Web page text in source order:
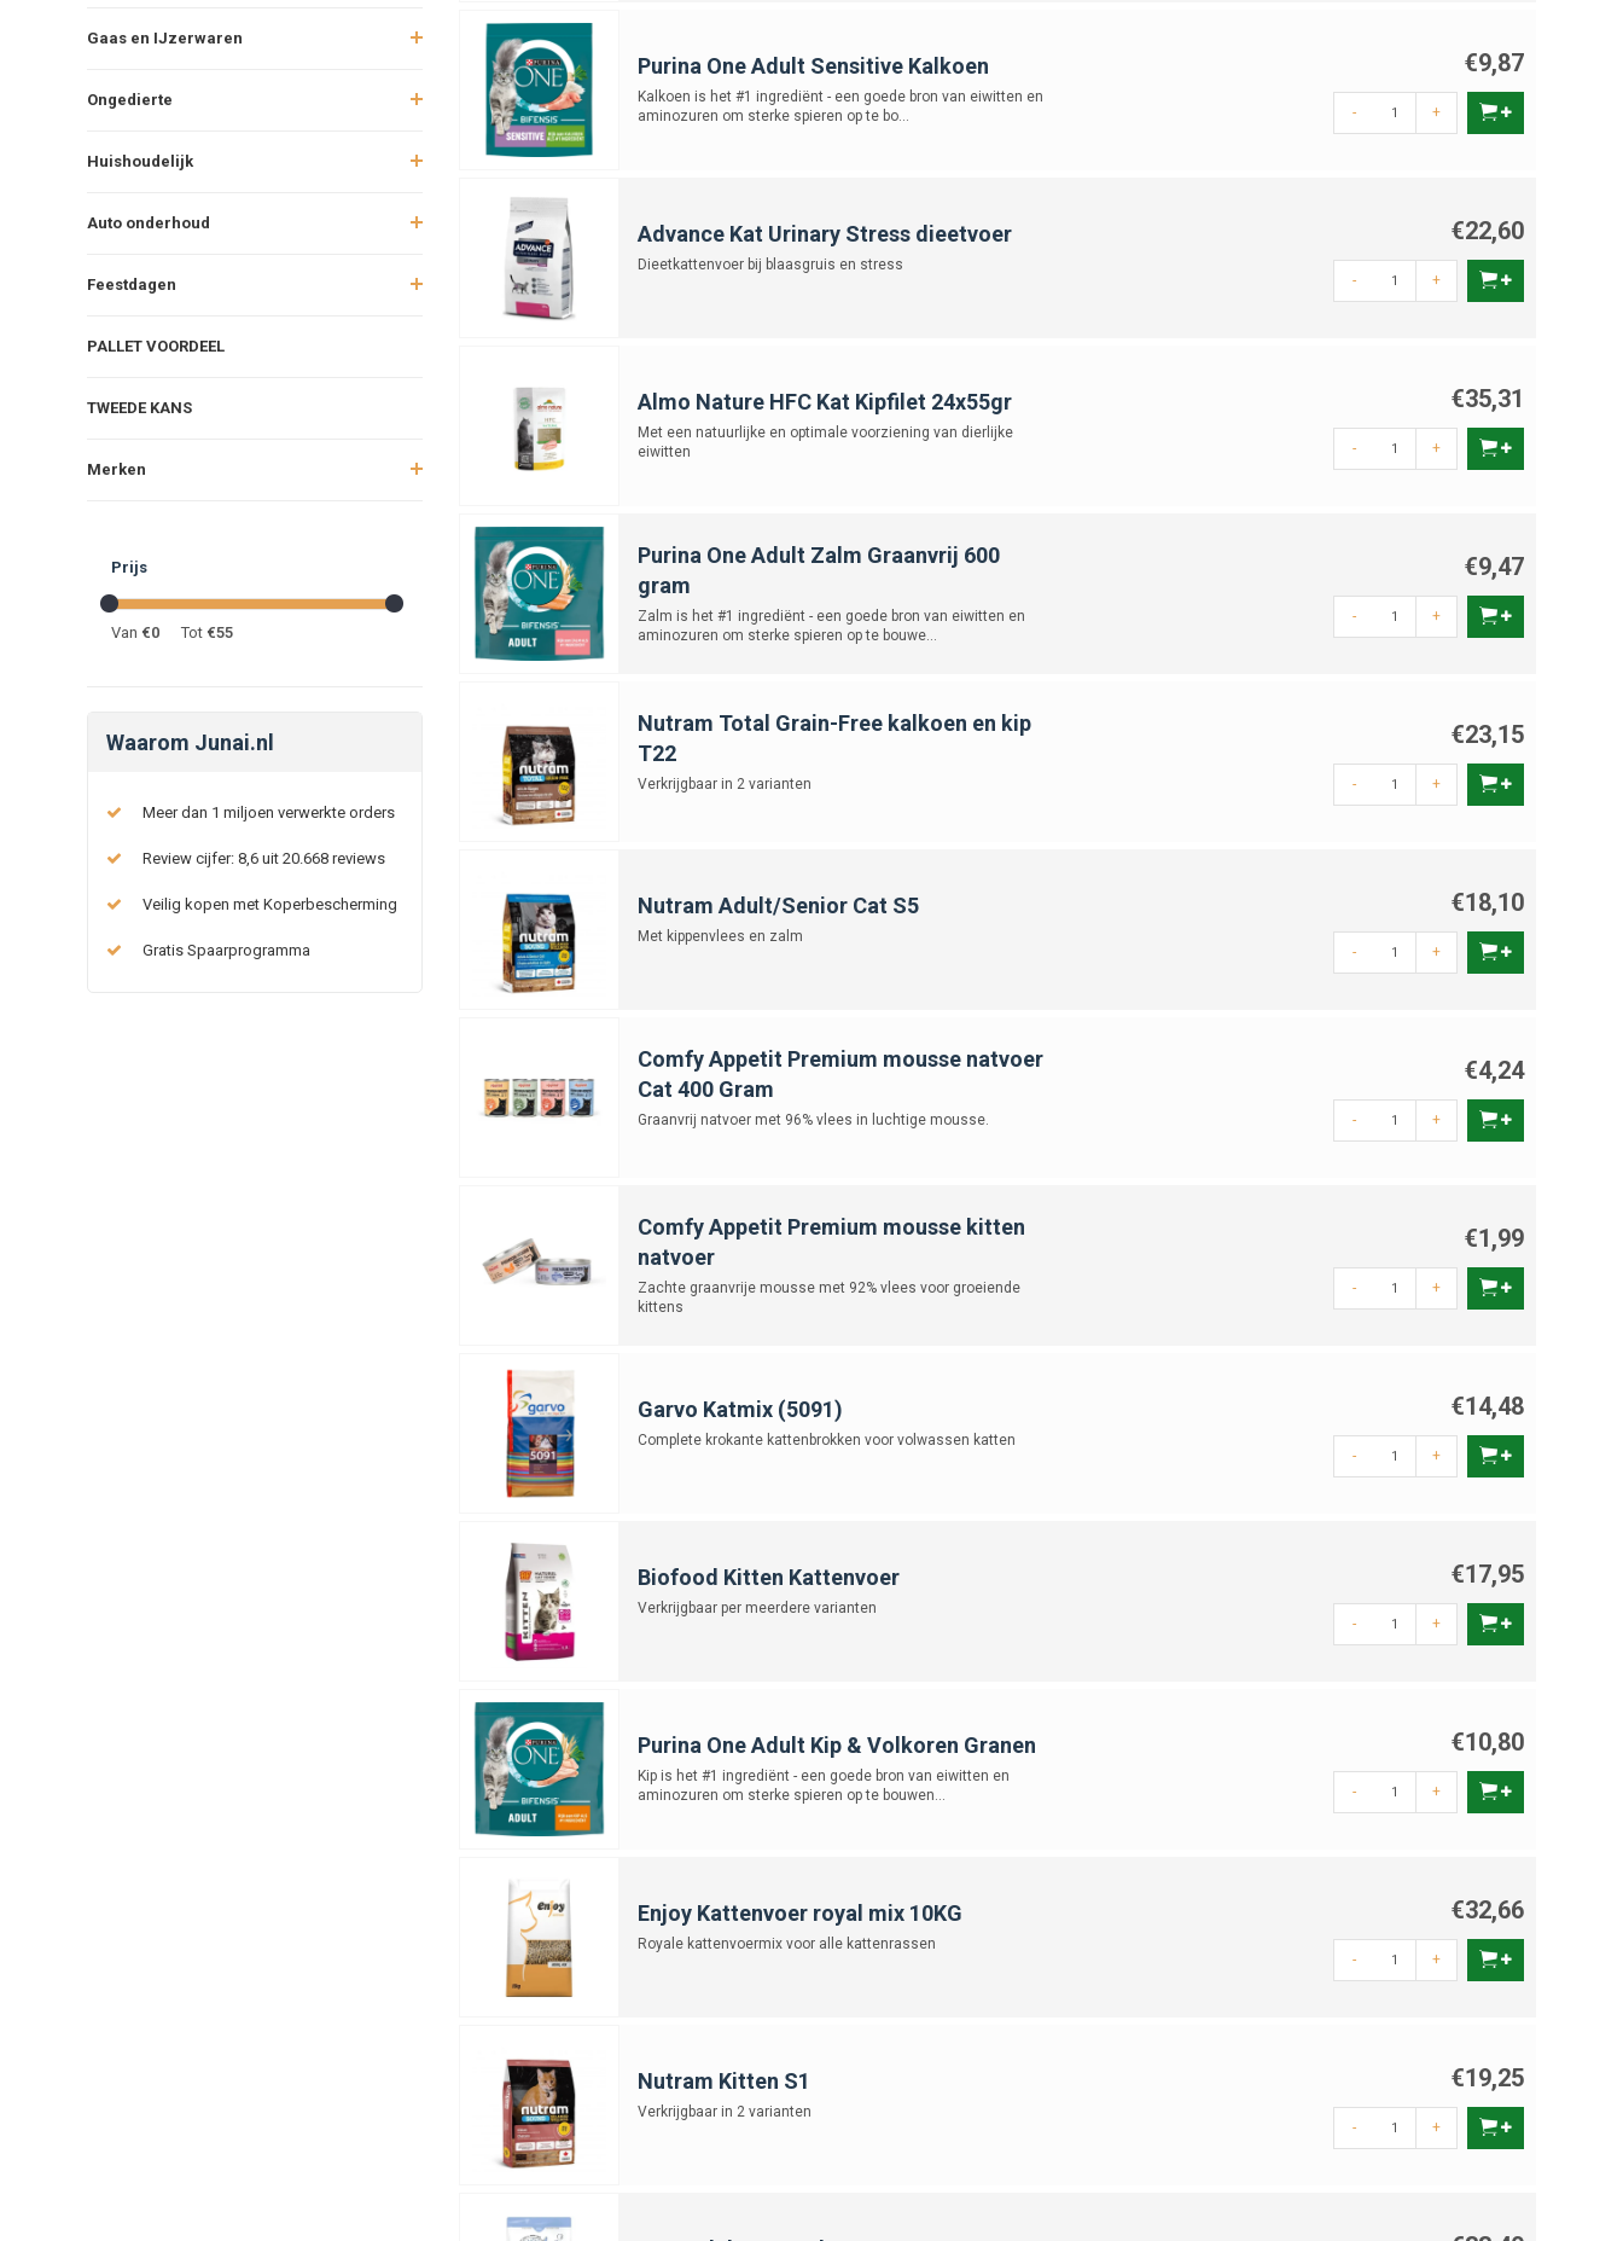
Gaas en IJzerwaren
Ongedierte
Huishoudelijk
Auto onderhoud
Feestdagen
PALLET VOORDEEL
TWEEDE KANS
Merken
Prijs
Van €0 Tot €55
Waarom Junai.nl
Meer dan 1 miljoen verwerkte orders
Review cijfer: 8,6 uit 20.668 reviews
Veilig kopen met Koperbescherming
Gratis Spaarprogramma
Purina One Adult Sensitive Kalkoen
Kalkoen is het #1 ingrediënt - een goede bron van eiwitten en
aminozuren om sterke spieren op te bo...
€9,87
- +
Advance Kat Urinary Stress dieetvoer
Dieetkattenvoer bij blaasgruis en stress
€22,60
- +
Almo Nature HFC Kat Kipfilet 24x55gr
Met een natuurlijke en optimale voorziening van dierlijke
eiwitten
€35,31
- +
Purina One Adult Zalm Graanvrij 600
gram
Zalm is het #1 ingrediënt - een goede bron van eiwitten en
aminozuren om sterke spieren op te bouwe...
€9,47
- +
Nutram Total Grain-Free kalkoen en kip
T22
Verkrijgbaar in 2 varianten
€23,15
- +
Nutram Adult/Senior Cat S5
Met kippenvlees en zalm
€18,10
- +
Comfy Appetit Premium mousse natvoer
Cat 400 Gram
Graanvrij natvoer met 96% vlees in luchtige mousse.
€4,24
- +
Comfy Appetit Premium mousse kitten
natvoer
Zachte graanvrije mousse met 92% vlees voor groeiende
kittens
€1,99
- +
Garvo Katmix (5091)
Complete krokante kattenbrokken voor volwassen katten
€14,48
- +
Biofood Kitten Kattenvoer
Verkrijgbaar per meerdere varianten
€17,95
- +
Purina One Adult Kip & Volkoren Granen
Kip is het #1 ingrediënt - een goede bron van eiwitten en
aminozuren om sterke spieren op te bouwen...
€10,80
- +
Enjoy Kattenvoer royal mix 10KG
Royale kattenvoermix voor alle kattenrassen
€32,66
- +
Nutram Kitten S1
Verkrijgbaar in 2 varianten
€19,25
- +